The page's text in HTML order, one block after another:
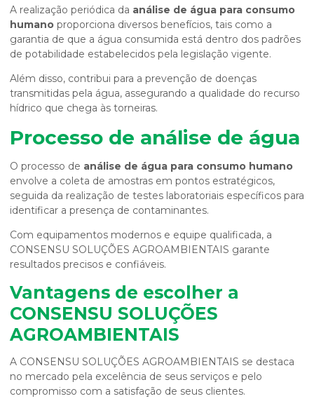
A realização periódica da análise de água para consumo
humano proporciona diversos benefícios, tais como a
garantia de que a água consumida está dentro dos padrões
de potabilidade estabelecidos pela legislação vigente.
Além disso, contribui para a prevenção de doenças
transmitidas pela água, assegurando a qualidade do recurso
hídrico que chega às torneiras.
Processo de análise de água
O processo de análise de água para consumo humano
envolve a coleta de amostras em pontos estratégicos,
seguida da realização de testes laboratoriais específicos para
identificar a presença de contaminantes.
Com equipamentos modernos e equipe qualificada, a
CONSENSU SOLUÇÕES AGROAMBIENTAIS garante
resultados precisos e confiáveis.
Vantagens de escolher a
CONSENSU SOLUÇÕES
AGROAMBIENTAIS
A CONSENSU SOLUÇÕES AGROAMBIENTAIS se destaca
no mercado pela excelência de seus serviços e pelo
compromisso com a satisfação de seus clientes.